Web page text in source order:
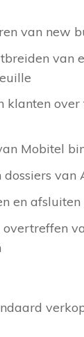
van new
van
klanten over
Mobitel
van
en
overtreffen